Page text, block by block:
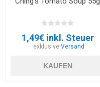
1,49€ inkl. Steuer
exklusiveVersand
KAUFEN